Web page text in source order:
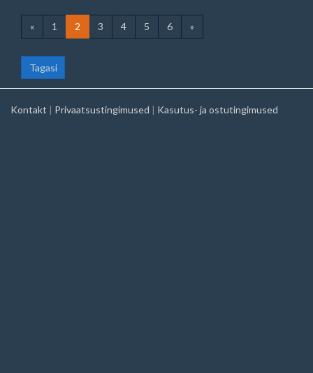
« 1 2 3 4 5 6 »
Tagasi
Kontakt | Privaatsustingimused | Kasutus- ja ostutingimused